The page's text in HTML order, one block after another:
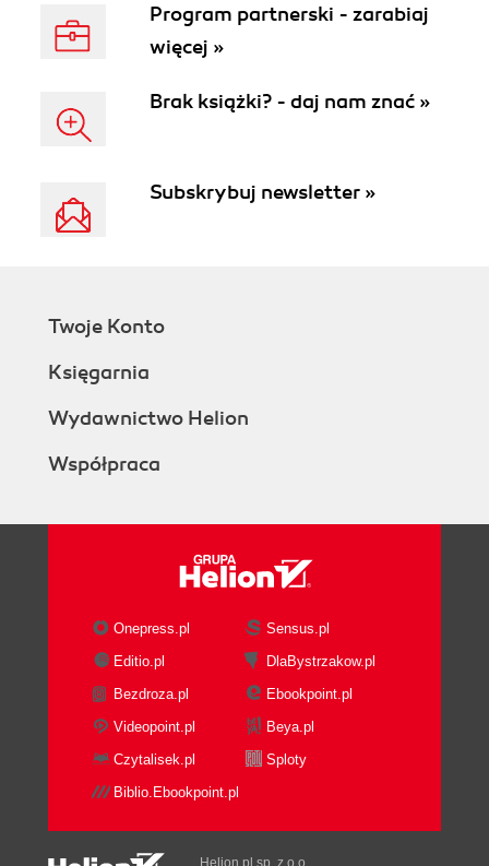
Program partnerski - zarabiaj
więcej »
Brak książki? - daj nam znać »
Subskrybuj newsletter »
Twoje Konto
Księgarnia
Wydawnictwo Helion
Współpraca
Onepress.pl
Sensus.pl
Editio.pl
DlaBystrzakow.pl
Bezdroza.pl
Ebookpoint.pl
Videopoint.pl
Beya.pl
Czytalisek.pl
Sploty
Biblio.Ebookpoint.pl